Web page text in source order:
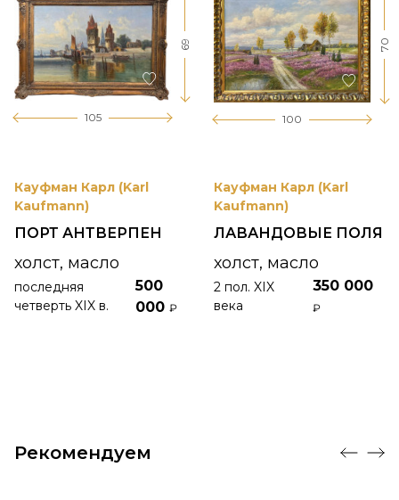
105
69
Кауфман Карл (Karl
Kaufmann)
ПОРТ АНТВЕРПЕН
холст, масло
последняя
четверть XIX в.
500
000 ₽
100
70
Кауфман Карл (Karl
Kaufmann)
ЛАВАНДОВЫЕ ПОЛЯ
холст, масло
2 пол. XIX
века
350 000
₽
Рекомендуем